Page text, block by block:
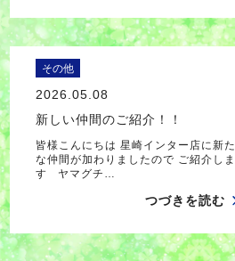
その他
2026.05.08
新しい仲間のご紹介！！
皆様こんにちは 星崎インター店に新た
な仲間が加わりましたので ご紹介しま
す ヤマグチ…
つづきを読む